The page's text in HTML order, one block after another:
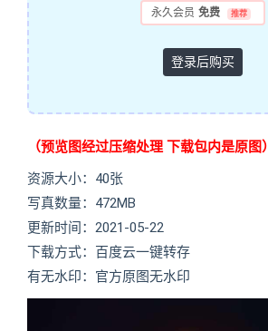
永久会员 免费 推荐
登录后购买
（预览图经过压缩处理 下载包内是原图）
资源大小：40张
写真数量：472MB
更新时间：2021-05-22
下载方式：百度云一键转存
有无水印：官方原图无水印